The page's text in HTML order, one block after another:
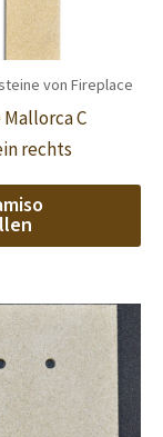
von Fireplace
C
rechts